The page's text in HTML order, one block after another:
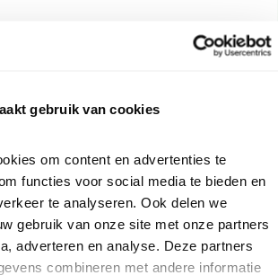
gebruik van cookies
om content en advertenties te
functies voor social media te bieden en
te analyseren. Ook delen we
gebruik van onze site met onze partners
adverteren en analyse. Deze partners
combineren met andere informatie
blijven?
nieuws, inspiratie, acties en tips
van Vogelbescherming.